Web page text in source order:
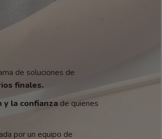
de soluciones de
finales.
y la confianzade quienes
por un equipo de